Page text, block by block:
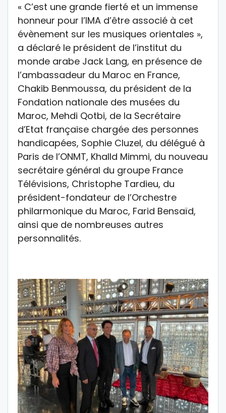
« C’est une grande fierté et un immense
honneur pour l’IMA d’être associé à cet
évènement sur les musiques orientales »,
a déclaré le président de l’institut du
monde arabe Jack Lang, en présence de
l’ambassadeur du Maroc en France,
Chakib Benmoussa, du président de la
Fondation nationale des musées du
Maroc, Mehdi Qotbi, de la Secrétaire
d’Etat française chargée des personnes
handicapées, Sophie Cluzel, du délégué à
Paris de l’ONMT, KhalId Mimmi, du nouveau
secrétaire général du groupe France
Télévisions, Christophe Tardieu, du
président-fondateur de l’Orchestre
philarmonique du Maroc, Farid Bensaïd,
ainsi que de nombreuses autres
personnalités.